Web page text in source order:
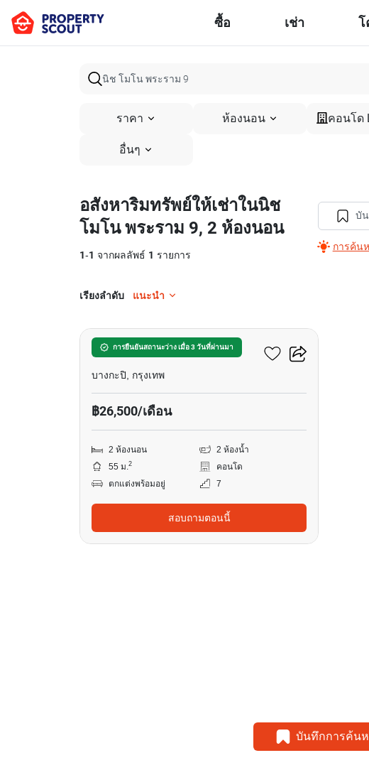
ซื้อ เช่า โ
ราคา ห้องนอน คอนโด
อื่นๆ
อสังหาริมทรัพย์ให้เช่าในนิช
โมโน พระราม 9, 2 ห้องนอน
1-1 จากผลลัพธ์ 1 รายการ
บั
การค้น
เรียงลำดับ แนะนำ
การยืนยันสถานะว่าง เมื่อ 3 วันที่ผ่านมา
นิช โมโน พระราม 9
บางกะปิ, กรุงเทพ
฿26,500/เดือน
2 ห้องนอน
2 ห้องน้ำ
55 ม.2
คอนโด
ตกแต่งพร้อมอยู่
7
สอบถามตอนนี้
บันทึกการค้น